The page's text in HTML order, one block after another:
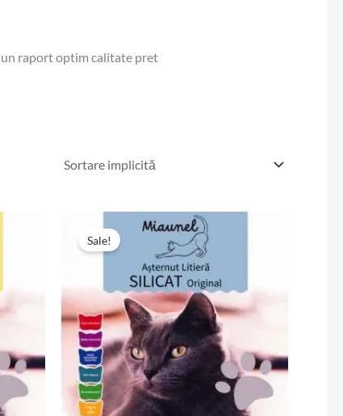
raport optim calitate pret
Sale!
inițial
a
24,59 lei.
Prețul
curent
este:
15,99 lei.